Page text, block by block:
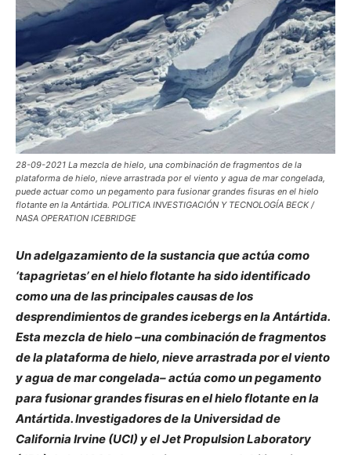
28-09-2021 La mezcla de hielo, una combinación de fragmentos de la
plataforma de hielo, nieve arrastrada por el viento y agua de mar congelada,
puede actuar como un pegamento para fusionar grandes fisuras en el hielo
flotante en la Antártida. POLITICA INVESTIGACIÓN Y TECNOLOGÍA BECK /
NASA OPERATION ICEBRIDGE
Un adelgazamiento de la sustancia que actúa como
‘tapagrietas’ en el hielo flotante ha sido identificado
como una de las principales causas de los
desprendimientos de grandes icebergs en la Antártida.
Esta mezcla de hielo –una combinación de fragmentos
de la plataforma de hielo, nieve arrastrada por el viento
y agua de mar congelada– actúa como un pegamento
para fusionar grandes fisuras en el hielo flotante en la
Antártida. Investigadores de la Universidad de
California Irvine (UCI) y el Jet Propulsion Laboratory